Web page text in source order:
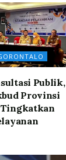
Publik,
Provinsi